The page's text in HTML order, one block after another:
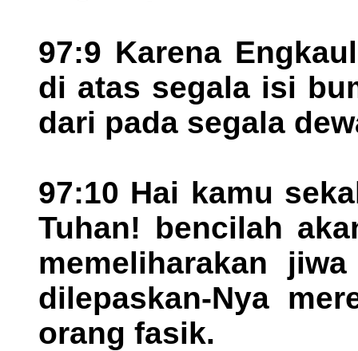
97:9 Karena
di atas segala isi
dari pada segala
97:10 Hai kamu
Tuhan! bencilah
memeliharakan
dilepaskan-Nya
orang fasik.